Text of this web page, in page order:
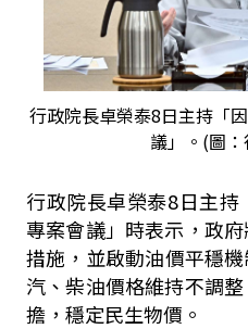
行政院長卓榮泰8日主持「
議」。(圖
行政院長卓榮泰8日主
專案會議」時表示，政
措施，並啟動油價平穩
汽、柴油價格維持不調
擔，穩定民生物價。